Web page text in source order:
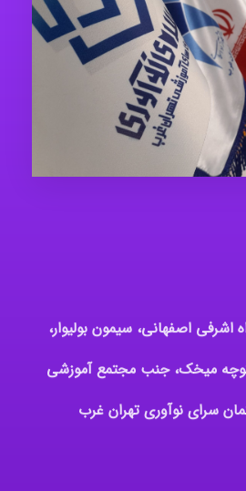
اشرفی اصفهانی، سیمون بولیوار،
کوچه میخک، جنب مجتمع آموزشی